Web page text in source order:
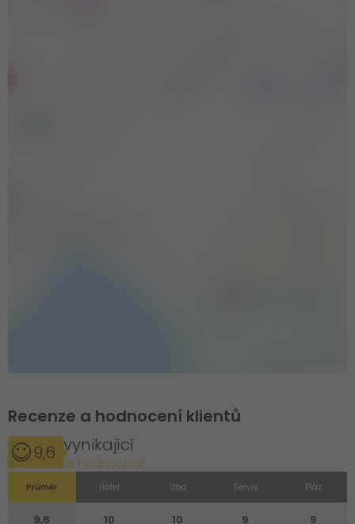
Recenze a hodnocení klientů
9,6 vynikající
2x hodnocené
Průměr
9,6
Hotel
10
Izba
10
Servis
9
Pláž
9